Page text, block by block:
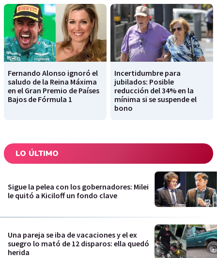
Fernando Alonso ignoró el
saludo de la Reina Máxima
en el Gran Premio de Países
Bajos de Fórmula 1
Incertidumbre para
jubilados: Posible
reducción del 34% en la
mínima si se suspende el
bono
LO ÚLTIMO
Sigue la pelea con los gobernadores: Milei
le quitó a Kiciloff un fondo clave
Una pareja se iba de vacaciones y el ex
suegro lo mató de 12 disparos: ella quedó
herida